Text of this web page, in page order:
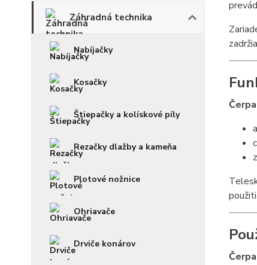
Záhradná technika
Nabíjačky
Kosačky
Štiepačky a kolískové píly
Rezačky dlažby a kameňa
Plotové nožnice
Ohriavače
Drviče konárov